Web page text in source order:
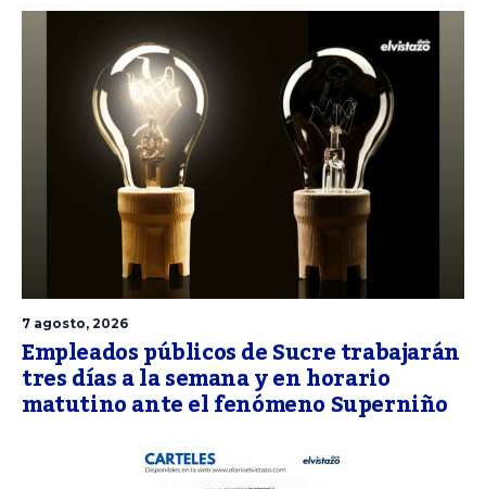
7 agosto, 2026
Empleados públicos de Sucre trabajarán
tres días a la semana y en horario
matutino ante el fenómeno Superniño